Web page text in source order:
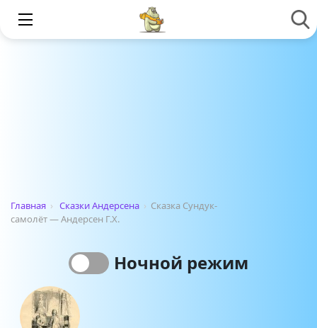
Главная › Сказки Андерсена › Сказка Сундук-
самолёт — Андерсен Г.Х.
Ночной режим